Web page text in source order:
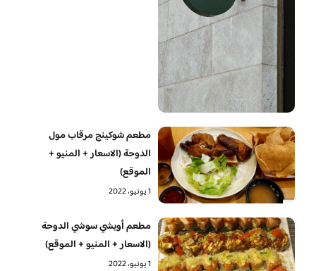
مطعم شوكينج مرقاب مول
الدوحة (الاسعار + المنيو +
الموقع)
1 يونيو، 2022
مطعم أويشي سوشي الدوحة
(الاسعار + المنيو + الموقع)
1 يونيو، 2022